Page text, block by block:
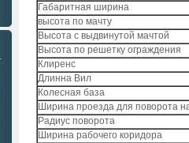
Габаритная ширина
высота по мачту
Высота с выдвинутой мачтой
Высота по решетку ограждения
Клиренс
Длинна Вил
Колесная база
Ширина проезда для поворота
Радиус поворота
Ширина рабочего коридора